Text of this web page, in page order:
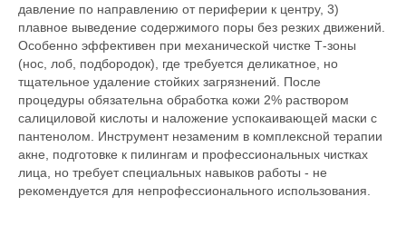
давление по направлению от периферии к центру, 3)
плавное выведение содержимого поры без резких движений.
Особенно эффективен при механической чистке Т-зоны
(нос, лоб, подбородок), где требуется деликатное, но
тщательное удаление стойких загрязнений. После
процедуры обязательна обработка кожи 2% раствором
салициловой кислоты и наложение успокаивающей маски с
пантенолом. Инструмент незаменим в комплексной терапии
акне, подготовке к пилингам и профессиональных чистках
лица, но требует специальных навыков работы - не
рекомендуется для непрофессионального использования.